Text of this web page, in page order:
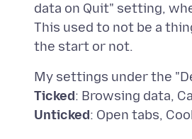
data on Quit" setting,
This used to not be a
Ticked
Unticked